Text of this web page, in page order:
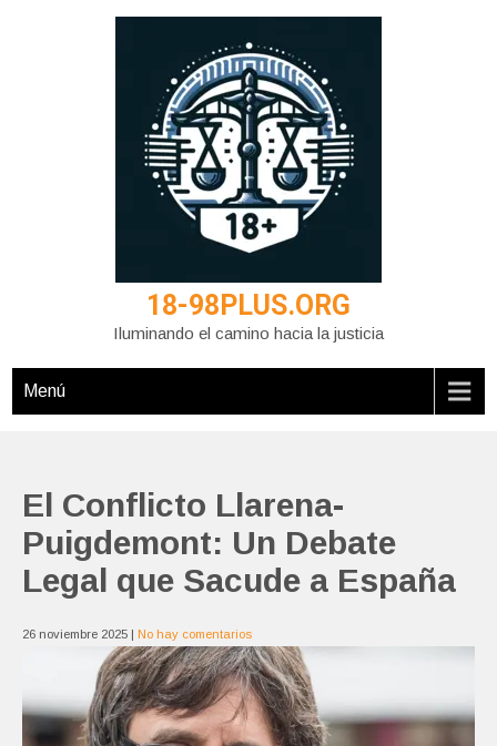
18-98PLUS.ORG
Iluminando el camino hacia la justicia
Menú
El Conflicto Llarena-
Puigdemont: Un Debate
Legal que Sacude a España
26 noviembre 2025 | No hay comentarios